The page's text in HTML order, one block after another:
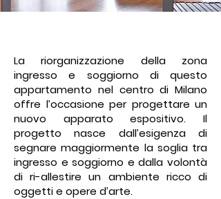
La riorganizzazione della zona
ingresso e soggiorno di questo
appartamento nel centro di Milano
offre l’occasione per progettare un
nuovo apparato espositivo. Il
progetto nasce dall’esigenza di
segnare maggiormente la soglia tra
ingresso e soggiorno e dalla volontà
di ri-allestire un ambiente ricco di
oggetti e opere d’arte.